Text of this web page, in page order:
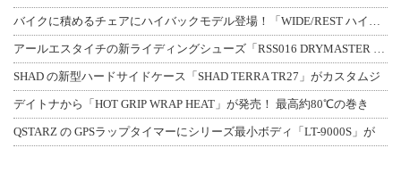
SHAD の新型ハードサイドケース「SHAD TERRA TR27」がカスタムジ
デイトナから「HOT GRIP WRAP HEAT」が発売！ 最高約80℃の巻き
QSTARZ の GPSラップタイマーにシリーズ最小ボディ「LT-9000S」が